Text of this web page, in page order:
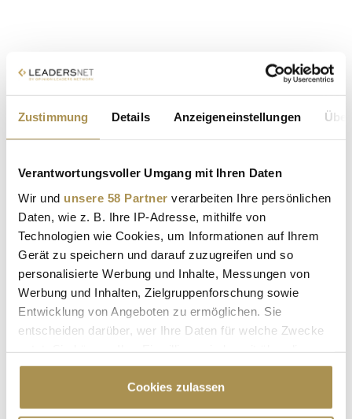
Zustimmung Details Anzeigeneinstellungen
Verantwortungsvoller Umgang mit Ihren Daten
Wir und unsere 58 Partner verarbeiten Ihre persönlichen
Daten, wie z. B. Ihre IP-Adresse, mithilfe von
Technologien wie Cookies, um Informationen auf Ihrem
Gerät zu speichern und darauf zuzugreifen und so
personalisierte Werbung und Inhalte, Messungen von
Werbung und Inhalten, Zielgruppenforschung sowie
Entwicklung von Angeboten zu ermöglichen. Sie
entscheiden darüber, wer Ihre Daten für welche Zwecke
Cookie-Erklärung oder durch Klicken auf das Privacy
Trigger Symbol ändern oder widerrufen
Cookies zulassen